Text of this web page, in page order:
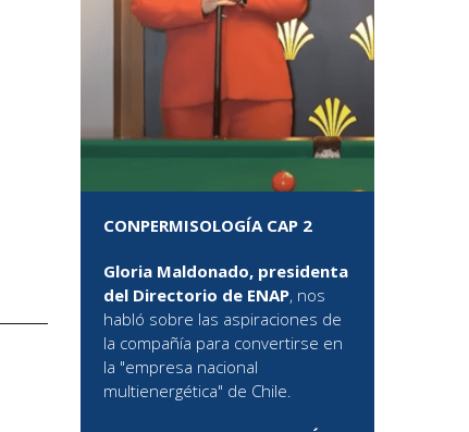
CONPERMISOLOGÍA CAP 2
Gloria Maldonado, presidenta
del Directorio de ENAP, nos
habló sobre las aspiraciones de
la compañía para convertirse en
la "empresa nacional
multienergética" de Chile.